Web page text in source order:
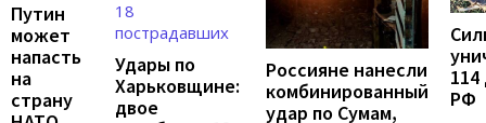
Путин
может
напасть
на
страну
Удары по
Харьковщине:
двое
Россияне нанесли
комбинированный
удар по Сумам,
РФ